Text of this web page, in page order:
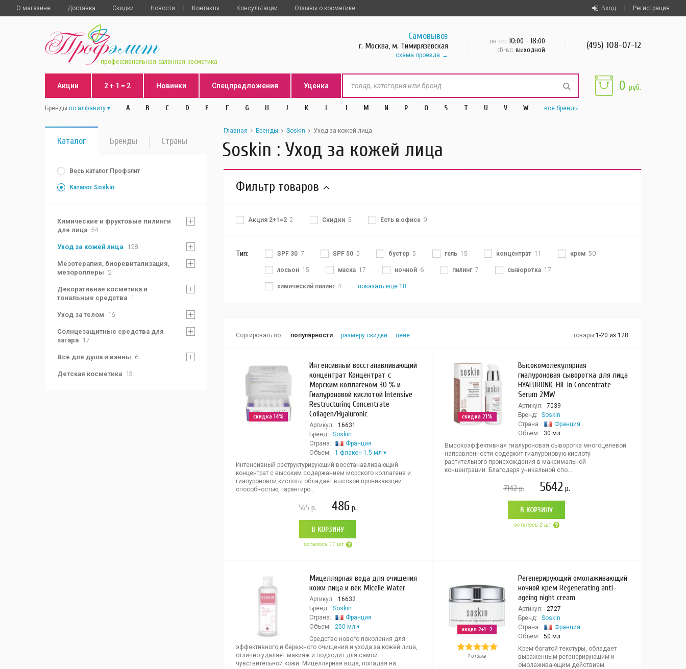
Вход Регистрация
О магазине Доставка Скидки Новости Контакты Консультации Отзывы о косметике
профессиональная салонная косметика
Самовывоз
г. Москва, м. Тимирязевская
схема проезда
пн-пт: 10:00 - 18:00
сб-вс: выходной (495) 108-07-12
Акции 2 + 1 = 2 Новинки Спецпредложения Уценка
Бренды по алфавиту A B C D E F G H J K L l M N P Q S T U V W все бренды
0 руб.
Каталог Бренды Страны
Весь каталог Профэлит
Каталог Soskin
Химические и фруктовые пилинги
для лица 54
Уход за кожей лица 128
Мезотерапия, биоревитализация,
мезороллеры 2
Декоративная косметика и
тональные средства 1
Уход за телом 16
Солнцезащитные средства для
загара 17
Всё для душа и ванны 6
Детская косметика 13
Главная Бренды Soskin Уход за кожей лица
Soskin : Уход за кожей лица
Фильтр товаров
Акция 2+1=2 2 Скидки 5 Есть в офисе 9
Тип: SPF 30 7 SPF 50 5 бустер 5 гель 15 концентрат 11 крем 50
лосьон 15 маска 17 ночной 6 пилинг 7 сыворотка 17
химический пилинг 4 показать еще 18...
Сортировать по: популярности размеру скидки цене товары 1-20 из 128
скидка 14%
Интенсивный восстанавливающий
концентрат Концентрат с
Морским коллагеном 30 % и
Гиалуроновой кислотой Intensive
Restructuring Concentrate
Collagen/Hyaluronic
Артикул:
16631
Бренд:
Soskin
Страна:
Франция
Объем:
1 флакон 1.5 мл
Интенсивный реструктурирующий восстанавливающий
концентрат с высоким содержанием морского коллагена и
гиалуроновой кислоты обладает высокой проникающей
способностью, гарантиро...
565р. 486 р.
В КОРЗИНУ
осталось 11 шт
скидка 21%
Высокомолекулярная
гиалуроновая сыворотка для лица
HYALURONIC Fill-in Concentrate
Serum 2MW
Артикул:
7039
Бренд:
Soskin
Страна:
Франция
Объем:
30 мл
Высокоэффективная гиалуроновая сыворотка многоцелевой
направленности содержит гиалуроновую кислоту
растительного происхождения в максимальной
концентрации. Благодаря уникальной спо...
7142р. 5642 р.
В КОРЗИНУ
осталось 2 шт
Мицеллярная вода для очищения
кожи лица и век Micelle Water
Артикул:
16632
Бренд:
Soskin
Страна:
Франция
Объем:
250 мл
Средство нового поколения для
эффективного и бережного очищения и ухода за кожей лица,
отлично удаляет макияж и подходит для самой
чувствительной кожи. Мицеллярная вода, попадая на...
акция 2+1=2
1 отзыв
Регенерирующий омолаживающий
ночной крем Regenerating anti-
ageing night cream
Артикул:
2727
Бренд:
Soskin
Страна:
Франция
Объем:
50 мл
Крем богатой текстуры, обладает
выраженным регенерирующим и
омолаживающим действием.